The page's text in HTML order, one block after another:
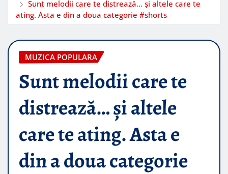
Sunt melodii care te distrează… și altele care te
ating. Asta e din a doua categorie #shorts
MUZICA POPULARA
Sunt melodii care te
distrează… și altele
care te ating. Asta e
din a doua categorie